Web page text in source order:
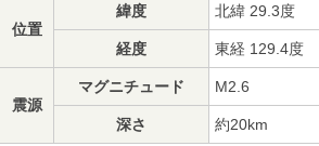
位置
緯度 北緯 29.3度
経度 東経 129.4度
震源
マグニチュード M2.6
深さ 約20km